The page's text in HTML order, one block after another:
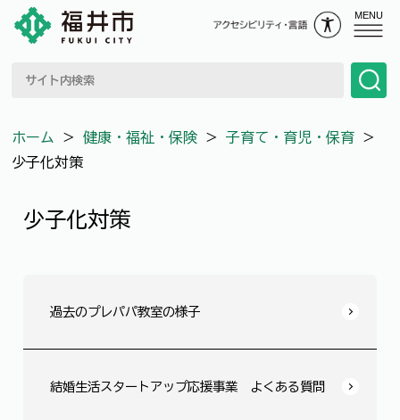
MENU
ホーム ＞ 健康・福祉・保険 ＞ 子育て・育児・保育 ＞
少子化対策
少子化対策
過去のプレパパ教室の様子
結婚生活スタートアップ応援事業 よくある質問